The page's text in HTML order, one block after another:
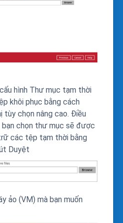
hình Thư mục tạm thời
khôi phục bằng cách
tùy chọn nâng cao. Điều
bạn chọn thư mục sẽ được
các tệp tạm thời bằng
Duyệt
ảo (VM) mà bạn muốn